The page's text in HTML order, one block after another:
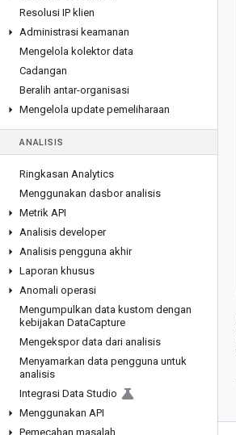
Resolusi IP klien
Administrasi keamanan
Mengelola kolektor data
Cadangan
Beralih antar-organisasi
Mengelola update pemeliharaan
ANALISIS
Ringkasan Analytics
Menggunakan dasbor analisis
Metrik API
Analisis developer
Analisis pengguna akhir
Laporan khusus
Anomali operasi
Mengumpulkan data kustom dengan
kebijakan DataCapture
Mengekspor data dari analisis
Menyamarkan data pengguna untuk
analisis
Integrasi Data Studio
Menggunakan API
Pemecahan masalah